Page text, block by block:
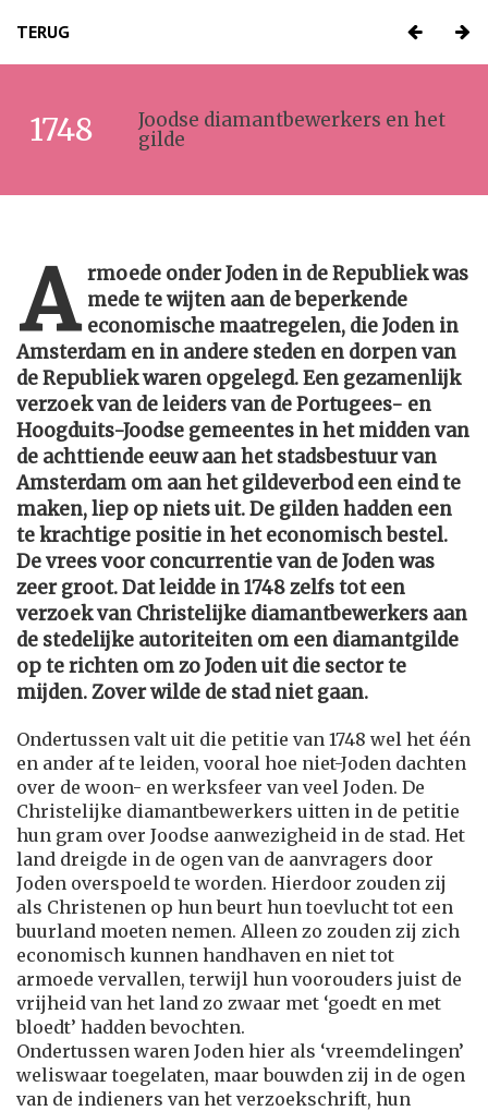
TERUG
1748
Joodse diamantbewerkers en het
gilde
A rmoede onder Joden in de Republiek was
mede te wijten aan de beperkende
economische maatregelen, die Joden in
Amsterdam en in andere steden en dorpen van
de Republiek waren opgelegd. Een gezamenlijk
verzoek van de leiders van de Portugees- en
Hoogduits-Joodse gemeentes in het midden van
de achttiende eeuw aan het stadsbestuur van
Amsterdam om aan het gildeverbod een eind te
maken, liep op niets uit. De gilden hadden een
te krachtige positie in het economisch bestel.
De vrees voor concurrentie van de Joden was
zeer groot. Dat leidde in 1748 zelfs tot een
verzoek van Christelijke diamantbewerkers aan
de stedelijke autoriteiten om een diamantgilde
op te richten om zo Joden uit die sector te
mijden. Zover wilde de stad niet gaan.
Ondertussen valt uit die petitie van 1748 wel het één
en ander af te leiden, vooral hoe niet-Joden dachten
over de woon- en werksfeer van veel Joden. De
Christelijke diamantbewerkers uitten in de petitie
hun gram over Joodse aanwezigheid in de stad. Het
land dreigde in de ogen van de aanvragers door
Joden overspoeld te worden. Hierdoor zouden zij
als Christenen op hun beurt hun toevlucht tot een
buurland moeten nemen. Alleen zo zouden zij zich
economisch kunnen handhaven en niet tot
armoede vervallen, terwijl hun voorouders juist de
vrijheid van het land zo zwaar met ‘goedt en met
bloedt’ hadden bevochten.
Ondertussen waren Joden hier als ‘vreemdelingen’
weliswaar toegelaten, maar bouwden zij in de ogen
van de indieners van het verzoekschrift, hun